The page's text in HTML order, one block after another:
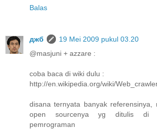
Balas
джб
19 Mei 2009 pukul 03.20
@masjuni + azzare :
coba baca di wiki dulu :
http://en.wikipedia.org/wiki/
disana ternyata banyak
open sourcenya yg ditulis di
pemrograman